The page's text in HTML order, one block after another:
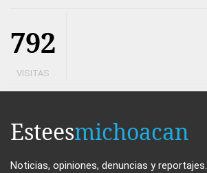
792
VISITAS
Esteesmichoacan
Noticias, opiniones, denuncias y reportajes.